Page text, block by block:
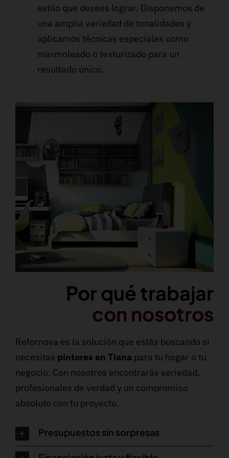
estilo que desees lograr. Disponemos de
una amplia variedad de tonalidades y
aplicamos técnicas especiales como
marmoleado o texturizado para un
resultado único.
Por qué trabajar
con nosotros
Refornova es la solución que estás buscando si
necesitas pintores en Tianapara tu hogar o tu
negocio. Con nosotros encontrarás seriedad,
profesionales de verdad y un compromiso
absoluto con tu proyecto.
Presupuestos sin sorpresas